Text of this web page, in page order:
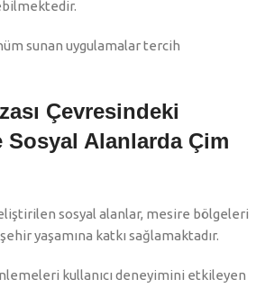
sunan uygulamalar tercih
Çevresindeki
Sosyal Alanlarda Çim
sosyal alanlar, mesire bölgeleri
yaşamına katkı sağlamaktadır.
kullanıcı deneyimini etkileyen